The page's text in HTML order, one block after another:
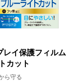
レイ保護フィルム
カット
ら守る